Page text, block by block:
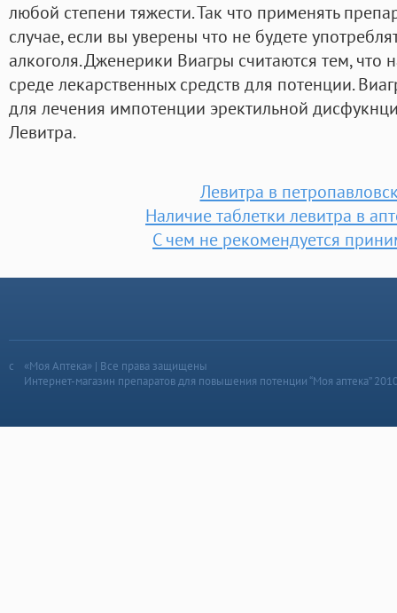
любой степени тяжести. Так что применять
случае, если вы уверены что не будете
алкоголя. Дженерики Виагры считаются тем, что
среде лекарственных средств для потенции.
для лечения импотенции эректильной
Левитра.
Левитра в
Наличие таблетки левитра в
С чем не рекомендуется
«Моя Аптека» | Все права защищены
Интернет-магазин препаратов для повышения потенции “Моя аптека”